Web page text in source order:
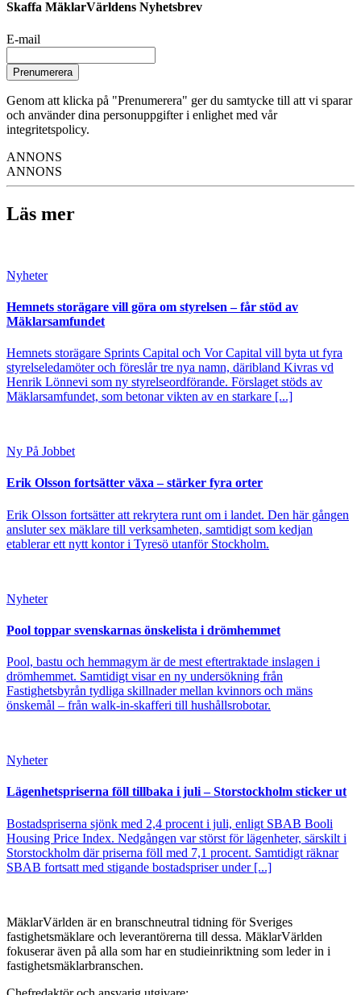
Skaffa MäklarVärldens Nyhetsbrev
E-mail
Prenumerera
Genom att klicka på "Prenumerera" ger du samtycke till att vi sparar
och använder dina personuppgifter i enlighet med vår
integritetspolicy.
ANNONS
ANNONS
Läs mer
Nyheter
Hemnets storägare vill göra om styrelsen – får stöd av
Mäklarsamfundet
Hemnets storägare Sprints Capital och Vor Capital vill byta ut fyra
styrelseledamöter och föreslår tre nya namn, däribland Kivras vd
Henrik Lönnevi som ny styrelseordförande. Förslaget stöds av
Mäklarsamfundet, som betonar vikten av en starkare [...]
Ny På Jobbet
Erik Olsson fortsätter växa – stärker fyra orter
Erik Olsson fortsätter att rekrytera runt om i landet. Den här gången
ansluter sex mäklare till verksamheten, samtidigt som kedjan
etablerar ett nytt kontor i Tyresö utanför Stockholm.
Nyheter
Pool toppar svenskarnas önskelista i drömhemmet
Pool, bastu och hemmagym är de mest eftertraktade inslagen i
drömhemmet. Samtidigt visar en ny undersökning från
Fastighetsbyrån tydliga skillnader mellan kvinnors och mäns
önskemål – från walk-in-skafferi till hushållsrobotar.
Nyheter
Lägenhetspriserna föll tillbaka i juli – Storstockholm sticker ut
Bostadspriserna sjönk med 2,4 procent i juli, enligt SBAB Booli
Housing Price Index. Nedgången var störst för lägenheter, särskilt i
Storstockholm där priserna föll med 7,1 procent. Samtidigt räknar
SBAB fortsatt med stigande bostadspriser under [...]
MäklarVärlden är en branschneutral tidning för Sveriges
fastighetsmäklare och leverantörerna till dessa. MäklarVärlden
fokuserar även på alla som har en studieinriktning som leder in i
fastighetsmäklarbranschen.